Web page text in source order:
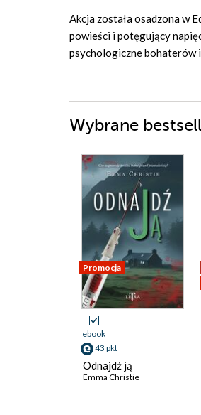
Akcja została osadzona w
powieści i potęgujący
psychologiczne bohaterów
Wybrane
Promocja
ebook
43 pkt
Odnajdź ją
Emma Christie